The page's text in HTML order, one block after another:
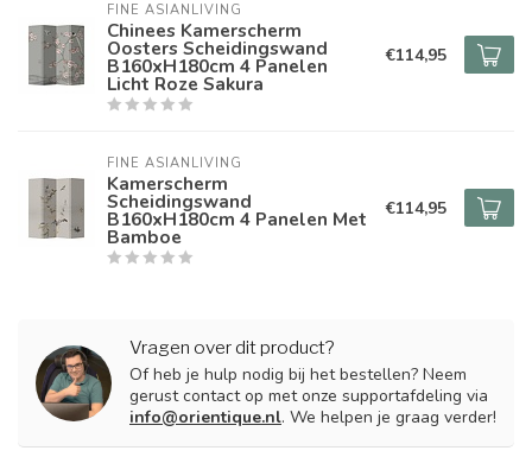
FINE ASIANLIVING
Chinees Kamerscherm
Oosters Scheidingswand
B160xH180cm 4 Panelen
Licht Roze Sakura
€114,95
FINE ASIANLIVING
Kamerscherm
Scheidingswand
B160xH180cm 4 Panelen Met
Bamboe
€114,95
Vragen over dit product?
Of heb je hulp nodig bij het bestellen? Neem
gerust contact op met onze supportafdeling via
info@orientique.nl. We helpen je graag verder!